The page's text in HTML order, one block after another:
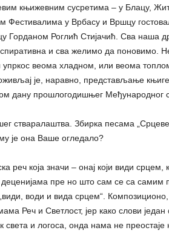
књижевним сусретима – у Блацу,
Фестивалима у Врбасу и Вршцу
Горданом Роглић Стијачић. Сва наша
и сва желимо да поновимо.
упркос веома хладном, или веома
је, наравно, представљање
дану прошлогодишњег Међународног
стваралаштва. Збирка песама
је она Ваше огледало?
реч која значи – онај који види срцем,
пре но што сам се са самим
води и вида срцем“.
Реч и Светлост, јер како слови један
света и логоса, онда нама не